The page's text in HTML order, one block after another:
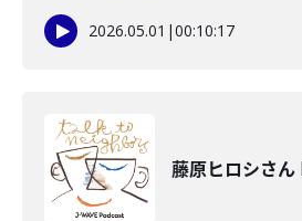
2026.05.01 |00:10:17
藤原ヒロシさん